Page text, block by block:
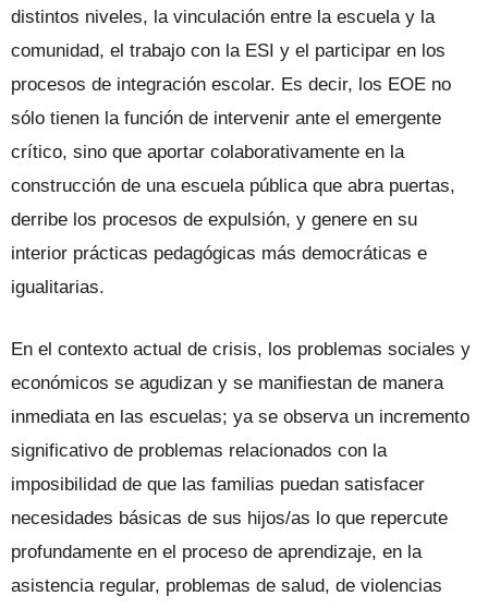
distintos niveles, la vinculación entre la escuela y la
comunidad, el trabajo con la ESI y el participar en los
procesos de integración escolar. Es decir, los EOE no
sólo tienen la función de intervenir ante el emergente
crítico, sino que aportar colaborativamente en la
construcción de una escuela pública que abra puertas,
derribe los procesos de expulsión, y genere en su
interior prácticas pedagógicas más democráticas e
igualitarias.
En el contexto actual de crisis, los problemas sociales y
económicos se agudizan y se manifiestan de manera
inmediata en las escuelas; ya se observa un incremento
significativo de problemas relacionados con la
imposibilidad de que las familias puedan satisfacer
necesidades básicas de sus hijos/as lo que repercute
profundamente en el proceso de aprendizaje, en la
asistencia regular, problemas de salud, de violencias